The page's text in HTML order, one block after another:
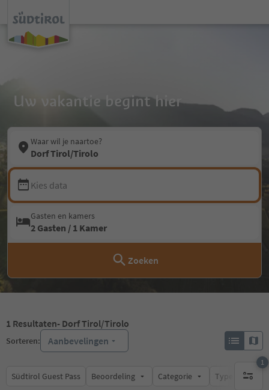
Uw vakantie begint hier
Waar wil je naartoe?
Dorf Tirol/Tirolo
Kies data
Gasten en kamers
2 Gasten / 1 Kamer
Zoeken
1 Resultaten- Dorf Tirol/Tirolo
Sorteren: Aanbevelingen
Südtirol Guest Pass Beoordeling Categorie Type catering
1
1